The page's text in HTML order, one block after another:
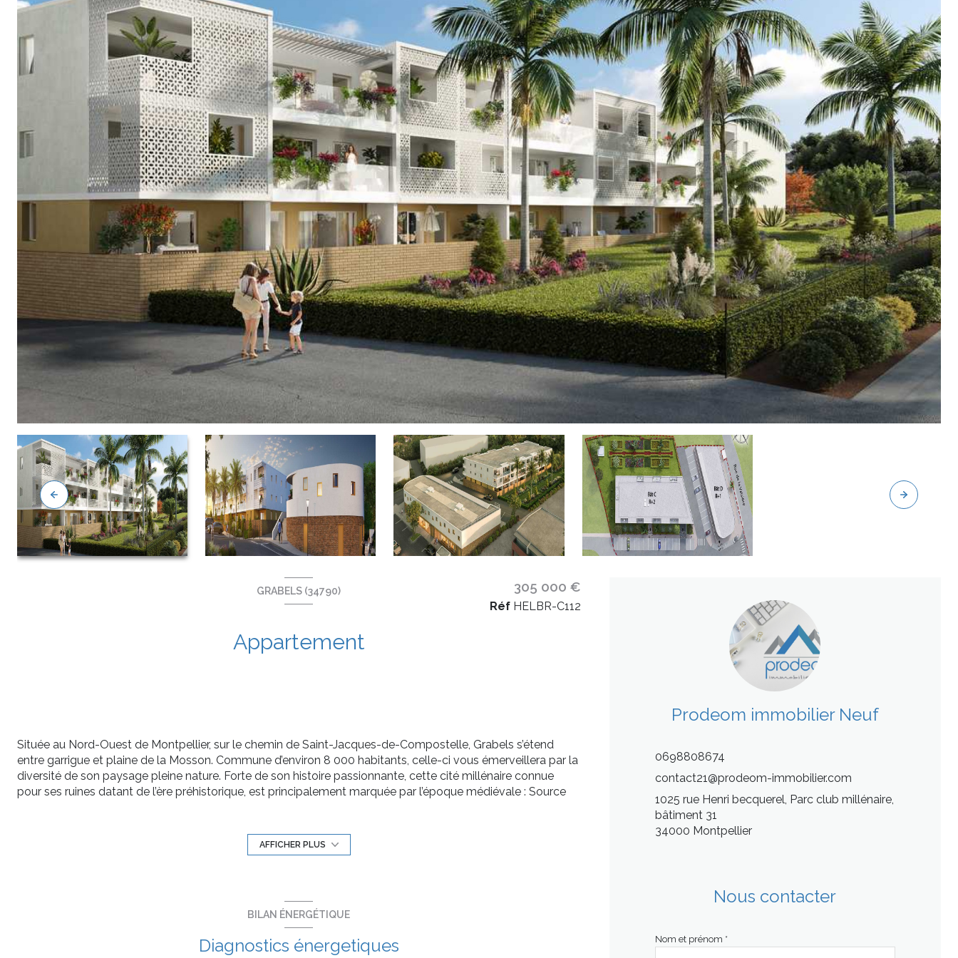
GRABELS (34790)
Appartement
305 000 €
Réf HELBR-C112
Située au Nord-Ouest de Montpellier, sur le chemin de Saint-Jacques-de-Compostelle, Grabels s’étend
entre garrigue et plaine de la Mosson. Commune d’environ 8 000 habitants, celle-ci vous émerveillera par la
diversité de son paysage pleine nature. Forte de son histoire passionnante, cette cité millénaire connue
pour ses ruines datant de l’ère préhistorique, est principalement marquée par l’époque médiévale : Source
Montpellier en pleine mutation. Les multiples infrastructures parfaitement intégrées au paysage donnent un
caractère remarquable à la cité et une qualité de vie privilégiée.
: commerces de proximité, centre commercial, écoles, restaurants et axes routiers. A taille humaine, son
architecture élégante est inspirée de l’Andalousie où se mêlent enduit blanc et brique ocre sur fond de
AFFICHER PLUS
BILAN ÉNERGÉTIQUE
Diagnostics énergetiques
Prodeom immobilier Neuf
0698808674
contact21@prodeom-immobilier.com
1025 rue Henri becquerel, Parc club millénaire,
bâtiment 31
34000 Montpellier
Nous contacter
Nom et prénom *